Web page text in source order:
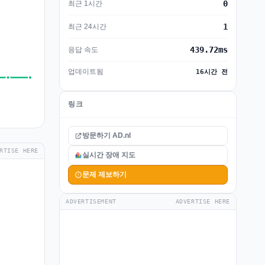
HERE
최근 1시간 0
최근 24시간 1
응답 속도 439.72ms
업데이트됨 16시간 전
링크
방문하기 AD.nl
실시간 장애 지도
문제 제보하기
ADVERTISEMENT ADVERTISE HERE